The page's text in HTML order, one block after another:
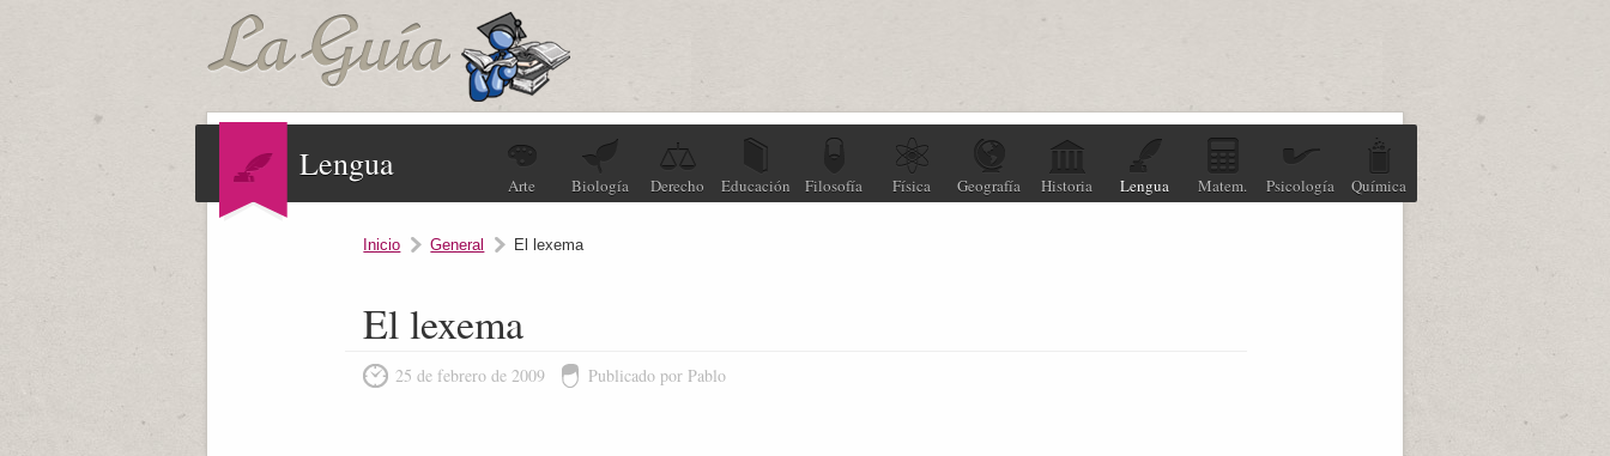
Lengua
Arte Biología Derecho Educación Filosofía Física Geografía Historia Lengua Matem. Psicología Química
Inicio General El lexema
El lexema
25 de febrero de 2009 Publicado por Pablo